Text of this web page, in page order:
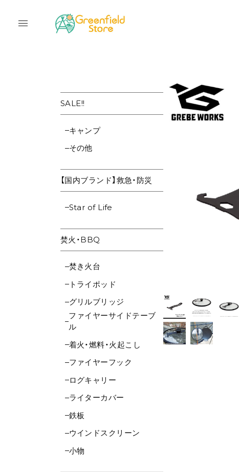
SALE!!
キャンプ
その他
【国内ブランド】救急・防災
Star of Life
焚火・BBQ
焚き火台
トライポッド
グリルブリッジ
ファイヤーサイドテーブ
ル
着火・燃料・火起こし
ファイヤーフック
ログキャリー
ライターカバー
鉄板
ウインドスクリーン
小物